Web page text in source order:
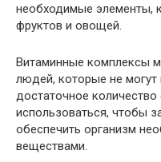
необходимые элементы,
фруктов и овощей.
Витаминные комплексы
людей, которые не могут
достаточное
использоваться, чтобы
обеспечить организм
веществами.